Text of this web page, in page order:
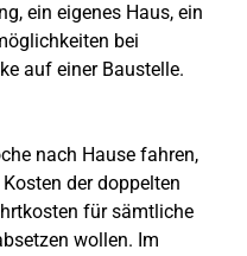
ein eigenes Haus, ein
bei
auf einer Baustelle.
nach Hause fahren,
der doppelten
für sämtliche
wollen. Im